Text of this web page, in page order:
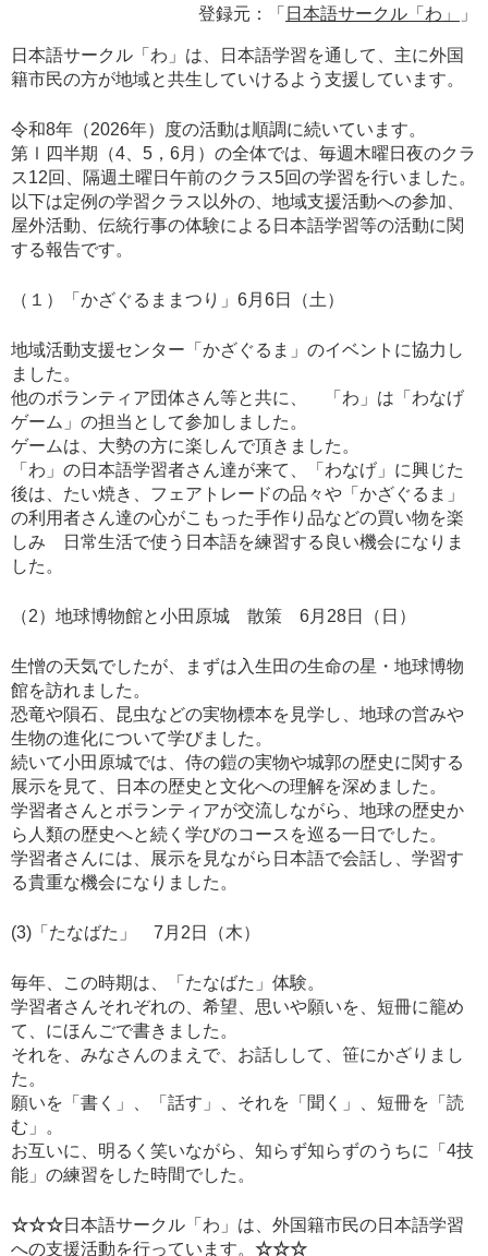
登録元：「 日本語サークル「わ」 」
日本語サークル「わ」は、日本語学習を通して、主に外国
籍市民の方が地域と共生していけるよう支援しています。
令和8年（2026年）度の活動は順調に続いています。
第Ⅰ四半期（4、5，6月）の全体では、毎週木曜日夜のクラ
ス12回、隔週土曜日午前のクラス5回の学習を行いました。
以下は定例の学習クラス以外の、地域支援活動への参加、
屋外活動、伝統行事の体験による日本語学習等の活動に関
する報告です。
（１）「かざぐるままつり」6月6日（土）
地域活動支援センター「かざぐるま」のイベントに協力し
ました。
他のボランティア団体さん等と共に、 「わ」は「わなげ
ゲーム」の担当として参加しました。
ゲームは、大勢の方に楽しんで頂きました。
「わ」の日本語学習者さん達が来て、「わなげ」に興じた
後は、たい焼き、フェアトレードの品々や「かざぐるま」
の利用者さん達の心がこもった手作り品などの買い物を楽
しみ 日常生活で使う日本語を練習する良い機会になりま
した。
（2）地球博物館と小田原城 散策 6月28日（日）
生憎の天気でしたが、まずは入生田の生命の星・地球博物
館を訪れました。
恐竜や隕石、昆虫などの実物標本を見学し、地球の営みや
生物の進化について学びました。
続いて小田原城では、侍の鎧の実物や城郭の歴史に関する
展示を見て、日本の歴史と文化への理解を深めました。
学習者さんとボランティアが交流しながら、地球の歴史か
ら人類の歴史へと続く学びのコースを巡る一日でした。
学習者さんには、展示を見ながら日本語で会話し、学習す
る貴重な機会になりました。
(3)「たなばた」 7月2日（木）
毎年、この時期は、「たなばた」体験。
学習者さんそれぞれの、希望、思いや願いを、短冊に籠め
て、にほんごで書きました。
それを、みなさんのまえで、お話しして、笹にかざりまし
た。
願いを「書く」、「話す」、それを「聞く」、短冊を「読
む」。
お互いに、明るく笑いながら、知らず知らずのうちに「4技
能」の練習をした時間でした。
☆☆☆日本語サークル「わ」は、外国籍市民の日本語学習
への支援活動を行っています。 ☆☆☆